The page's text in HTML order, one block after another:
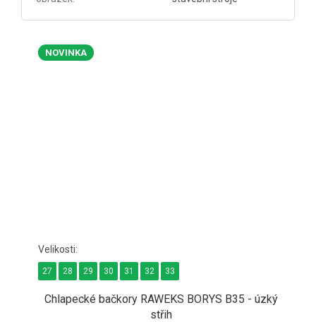
NOVINKA
Chlapecké bačkory RAWEKS BORYS B35 - úzký
střih
27 28 29 30 31 32 33